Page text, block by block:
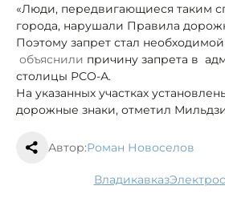
«Люди, передвигающиеся таким
города, нарушали Правила
Поэтому запрет стал
объяснили причину запрета в
столицы РСО-А.
На указанных участках
дорожные знаки, отметил
Автор:Роман Новоселов
Владикавказ